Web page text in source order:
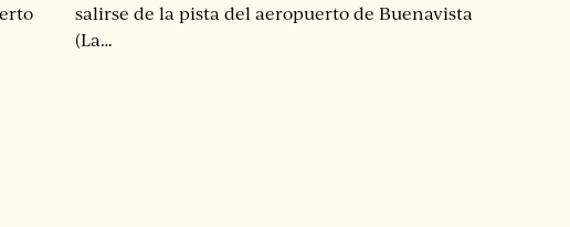
salirse de la pista del aeropuerto de Buenavista
(La…